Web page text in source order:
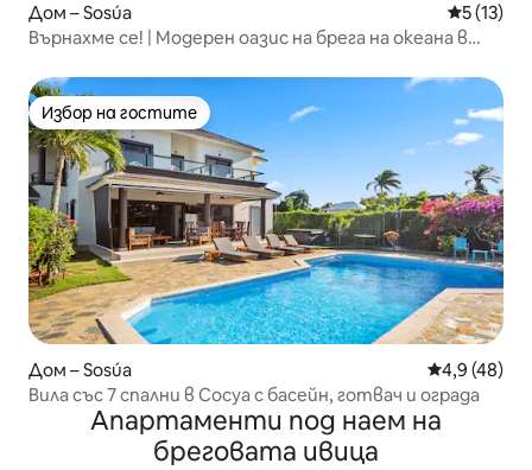
Дом – Sosúa Средна
5 (13)
Върнахме се! | Модерен оазис на брега на океана в
Избор на гостите
Избор на гостите
Дом – Sosúa Средна
4,9 (48)
Вила със 7 спални в Сосуа с басейн, готвач и ограда
Апартаменти под наем на
бреговата ивица